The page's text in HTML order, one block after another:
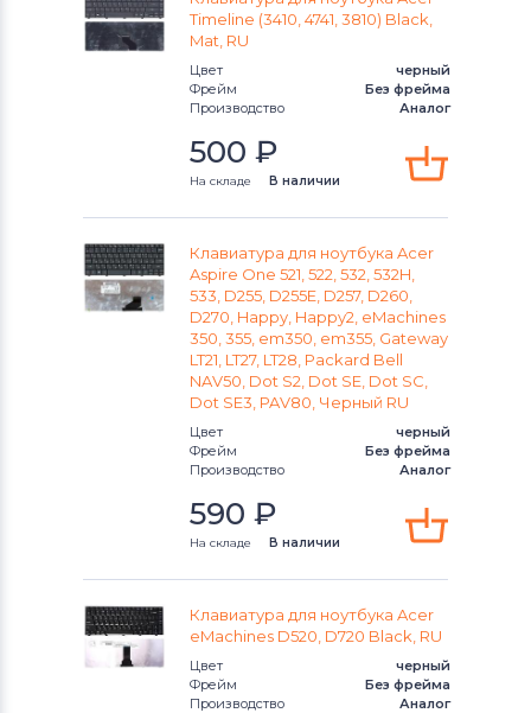
КлавиатурыКлавиатуры
КлавиатурыPackard Bell
КлавиатурыBenq
КлавиатурыLenovo
КлавиатурыGateway
КлавиатурыMedion
КлавиатурыHP
КлавиатурыMSI
КлавиатурыCompaq
КлавиатурыDell
КлавиатурыLG
КлавиатурыSamsung
КлавиатурыFujitsu
Timeline (3410, 4741, 3810) Black,
Mat, RU
Цвет
черный
Фрейм
Без фрейма
Производство
Аналог
500 ₽
На складе В наличии
Клавиатура для ноутбука Acer
Aspire One 521, 522, 532, 532H,
533, D255, D255E, D257, D260,
D270, Happy, Happy2, eMachines
350, 355, em350, em355, Gateway
LT21, LT27, LT28, Packard Bell
NAV50, Dot S2, Dot SE, Dot SC,
Dot SE3, PAV80, Черный RU
Цвет
черный
Фрейм
Без фрейма
Производство
Аналог
590 ₽
На складе В наличии
Клавиатура для ноутбука Acer
eMachines D520, D720 Black, RU
Цвет
черный
Фрейм
Без фрейма
Производство
Аналог